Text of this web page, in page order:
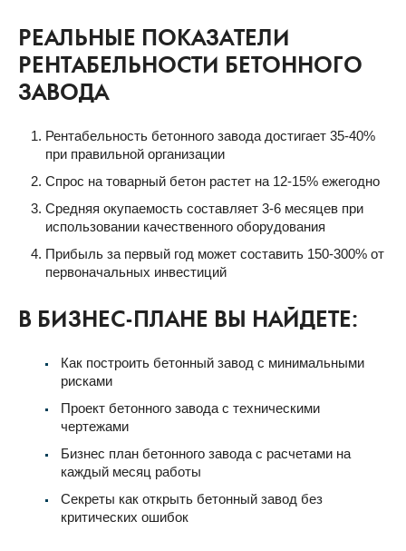
РЕАЛЬНЫЕ ПОКАЗАТЕЛИ
РЕНТАБЕЛЬНОСТИ БЕТОННОГО
ЗАВОДА
Рентабельность бетонного завода достигает 35-40%
при правильной организации
Спрос на товарный бетон растет на 12-15% ежегодно
Средняя окупаемость составляет 3-6 месяцев при
использовании качественного оборудования
Прибыль за первый год может составить 150-300% от
первоначальных инвестиций
В БИЗНЕС-ПЛАНЕ ВЫ НАЙДЕТЕ:
Как построить бетонный завод с минимальными
рисками
Проект бетонного завода с техническими
чертежами
Бизнес план бетонного завода с расчетами на
каждый месяц работы
Секреты как открыть бетонный завод без
критических ошибок